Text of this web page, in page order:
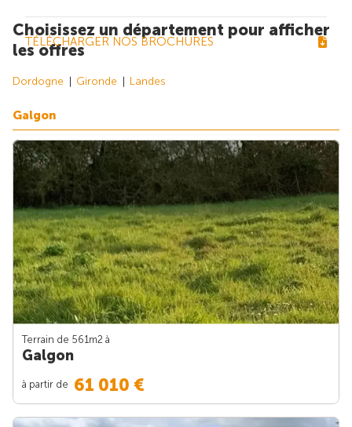
TÉLÉCHARGER NOS BROCHURES
Choisissez un département pour afficher
les offres
Dordogne Gironde Landes
Galgon
Terrain de 561m2 à
Galgon
à partir de 61 010 €